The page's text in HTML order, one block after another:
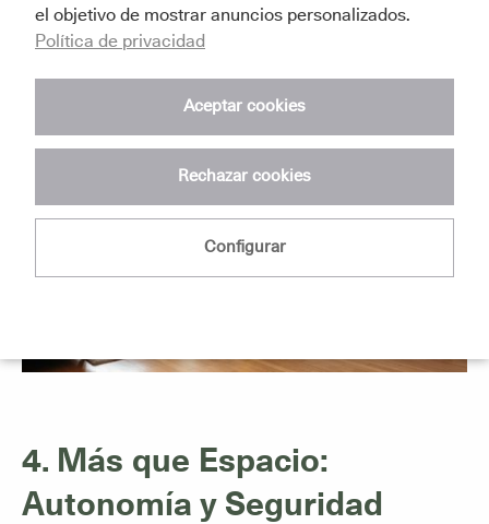
el objetivo de mostrar anuncios personalizados.
Política de privacidad
Aceptar cookies
Rechazar cookies
Configurar
ocúpate de vivirlas fiestas.
4. Más que Espacio:
Autonomía y Seguridad